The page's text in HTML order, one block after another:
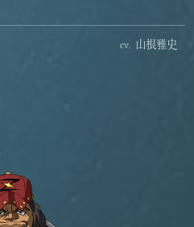
山根雅史